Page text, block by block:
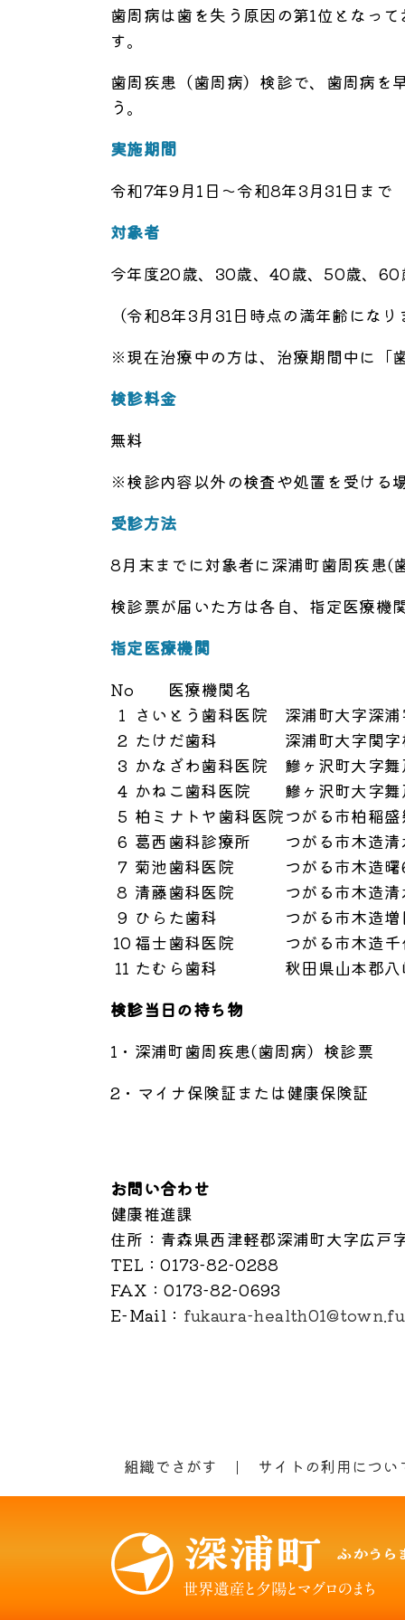
歯周病は歯を失う原因の第1位となっ
す。
歯周疾患（歯周病）検診で、歯周病を
う。
実施期間
令和7年9月1日～令和8年3月31日まで
対象者
今年度20歳、30歳、40歳、50歳、60
（令和8年3月31日時点の満年齢になり
※現在治療中の方は、治療期間中に「
検診料金
無料
※検診内容以外の検査や処置を受ける
受診方法
8月末までに対象者に深浦町歯周疾患(
検診票が届いた方は各自、指定医療機
指定医療機関
No
医療機関名
1 さいとう歯科医院
深浦町大字深
2 たけだ歯科
深浦町大字関
3 かなざわ歯科医院
鰺ヶ沢町大字
4 かねこ歯科医院
鰺ヶ沢町大字
5 柏ミナトヤ歯科医院つがる市柏稲
6 葛西歯科診療所
つがる市木造
7 菊池歯科医院
つがる市木造
8 清藤歯科医院
つがる市木造
9 ひらた歯科
つがる市木造
10 福士歯科医院
つがる市木造
11 たむら歯科
秋田県山本郡
検診当日の持ち物
1・深浦町歯周疾患(歯周病）検診
2・マイナ保険証または健康保険証
お問い合わせ
健康推進課
住所 ：青森県西津軽郡深浦町大字広戸
TEL ：0173-82-0288
FAX ：0173-82-0693
E-Mail ： fukaura-
組織でさがす サイトの利用につい